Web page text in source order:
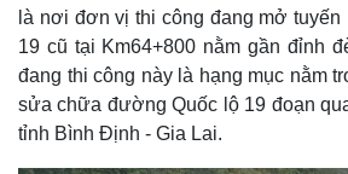
là nơi đơn vị thi công đang mở
19 cũ tại Km64+800 nằm gần đỉnh
đang thi công này là hạng mục nằm
sửa chữa đường Quốc lộ 19 đoạn
tỉnh Bình Định - Gia Lai.